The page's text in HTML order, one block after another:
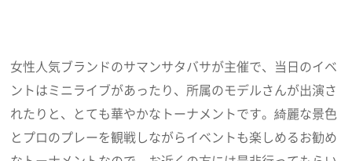
女性人気ブランドのサマンサタバサが主催で、当日のイベ
ントはミニライブがあったり、所属のモデルさんが出演さ
れたりと、とても華やかなトーナメントです。綺麗な景色
とプロのプレーを観戦しながらイベントも楽しめるお勧め